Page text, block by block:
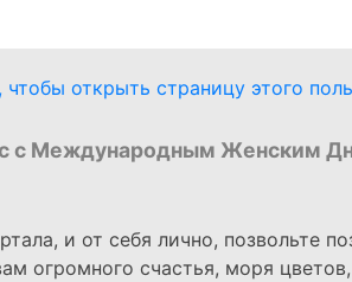
с Международным Женским
и от себя лично, позвольте
огромного счастья, моря